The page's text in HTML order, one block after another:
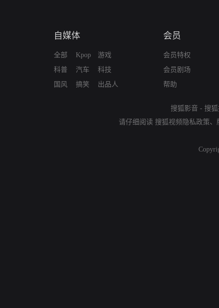
自媒体
全部
科普
国风
Kpop
汽车
搞笑
游戏
科技
出品人
会员
会员特权
会员剧场
帮助
搜狐影音 - 搜
请仔细阅读 搜狐视频隐私政策、